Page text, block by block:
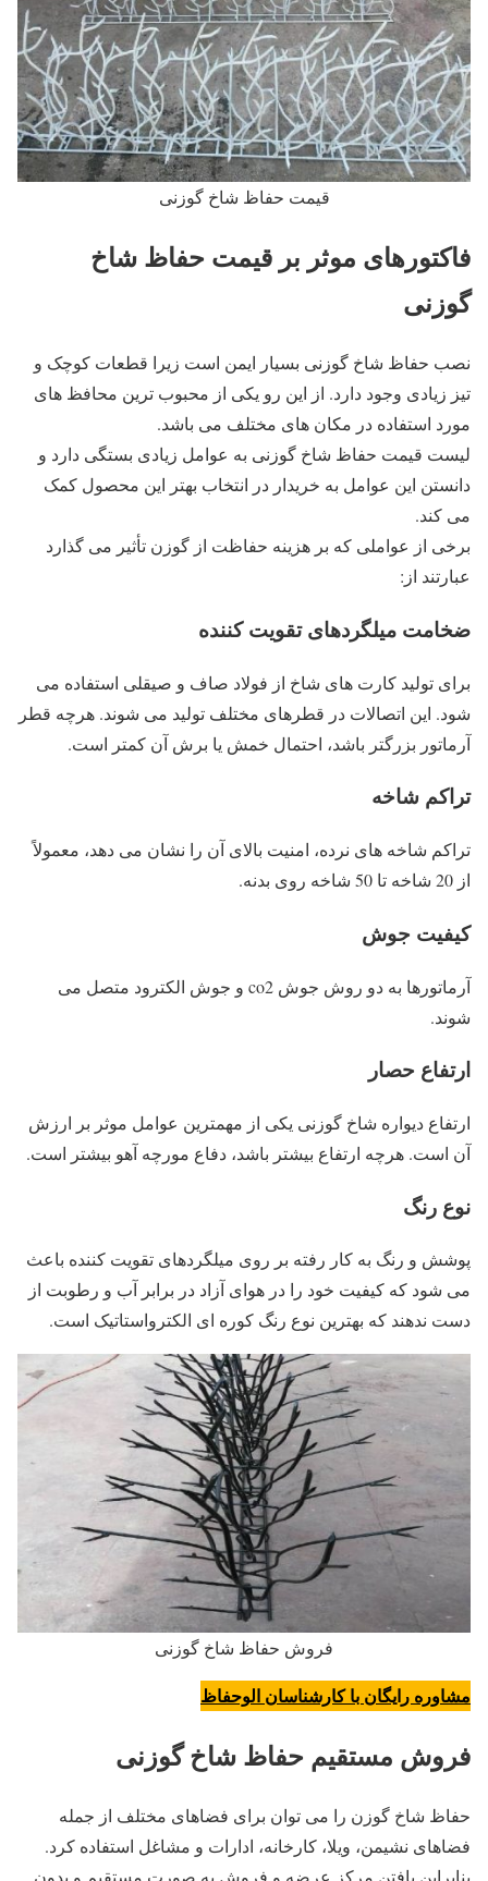
قیمت حفاظ شاخ گوزنی
فاکتورهای موثر بر قیمت حفاظ شاخ
گوزنی
نصب حفاظ شاخ گوزنی بسیار ایمن است زیرا قطعات کوچک و
تیز زیادی وجود دارد. از این رو یکی از محبوب ترین محافظ های
مورد استفاده در مکان های مختلف می باشد.
لیست قیمت حفاظ شاخ گوزنی به عوامل زیادی بستگی دارد و
دانستن این عوامل به خریدار در انتخاب بهتر این محصول کمک
می کند.
برخی از عواملی که بر هزینه حفاظت از گوزن تأثیر می گذارد
عبارتند از:
ضخامت میلگردهای تقویت کننده
برای تولید کارت های شاخ از فولاد صاف و صیقلی استفاده می
شود. این اتصالات در قطرهای مختلف تولید می شوند. هرچه قطر
آرماتور بزرگتر باشد، احتمال خمش یا برش آن کمتر است.
تراکم شاخه
تراکم شاخه های نرده، امنیت بالای آن را نشان می دهد، معمولاً
از 20 شاخه تا 50 شاخه روی بدنه.
کیفیت جوش
آرماتورها به دو روش جوش co2 و جوش الکترود متصل می
شوند.
ارتفاع حصار
ارتفاع دیواره شاخ گوزنی یکی از مهمترین عوامل موثر بر ارزش
آن است. هرچه ارتفاع بیشتر باشد، دفاع مورچه آهو بیشتر است.
نوع رنگ
پوشش و رنگ به کار رفته بر روی میلگردهای تقویت کننده باعث
می شود که کیفیت خود را در هوای آزاد در برابر آب و رطوبت از
دست ندهند که بهترین نوع رنگ کوره ای الکترواستاتیک است.
فروش حفاظ شاخ گوزنی
مشاوره رایگان با کارشناسان الوحفاظ
فروش مستقیم حفاظ شاخ گوزنی
حفاظ شاخ گوزن را می توان برای فضاهای مختلف از جمله
فضاهای نشیمن، ویلا، کارخانه، ادارات و مشاغل استفاده کرد.
بنابراین یافتن مرکز عرضه و فروش به صورت مستقیم و بدون